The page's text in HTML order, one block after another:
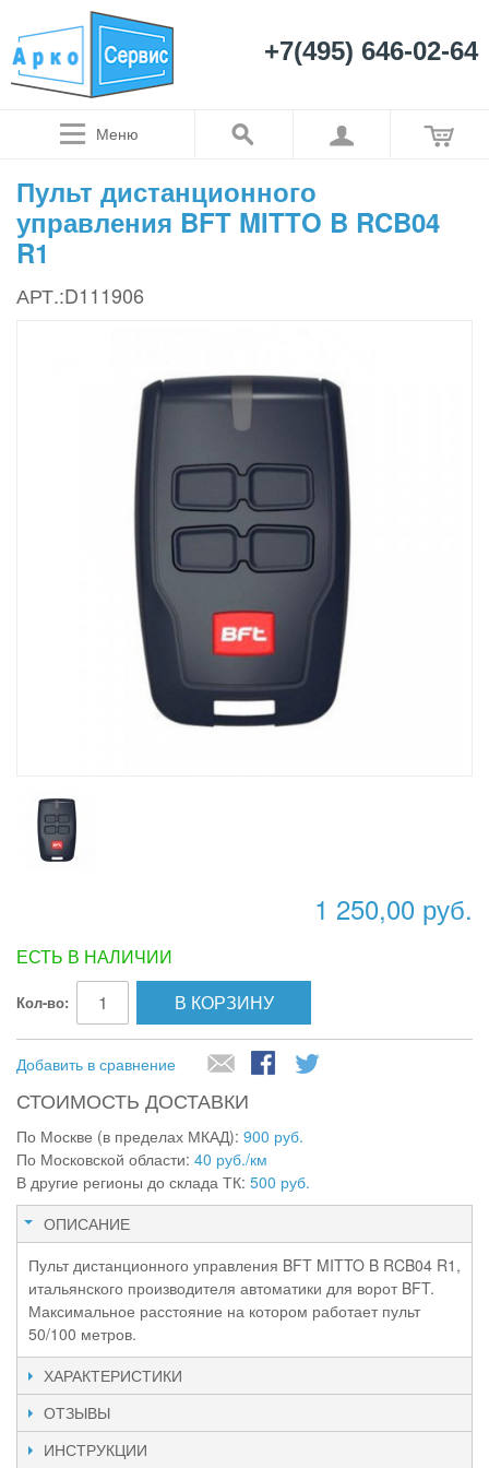
+7(495) 646-02-64
Меню
Пульт дистанционного
управления BFT MITTO B RCB04
R1
АРТ.:D111906
1 250,00 руб.
ЕСТЬ В НАЛИЧИИ
Кол-во: В КОРЗИНУ
Добавить в сравнение
СТОИМОСТЬ ДОСТАВКИ
По Москве (в пределах МКАД): 900 руб.
По Московской области: 40 руб./км
В другие регионы до склада ТК: 500 руб.
ОПИСАНИЕ
Пульт дистанционного управления BFT MITTO B RCB04 R1,
итальянского производителя автоматики для ворот BFT.
Максимальное расстояние на котором работает пульт
50/100 метров.
ХАРАКТЕРИСТИКИ
ОТЗЫВЫ
ИНСТРУКЦИИ